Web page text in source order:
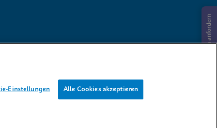
Informationen anfordern
Einstellungen Alle Cookies akzeptieren